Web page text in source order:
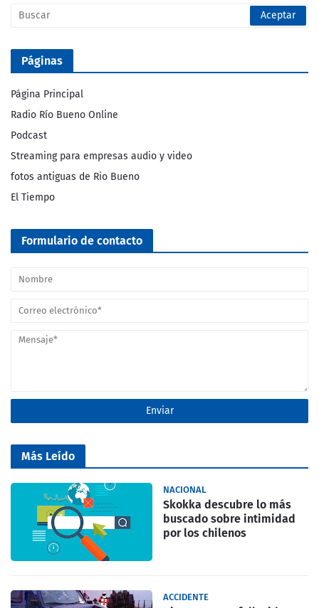
Páginas
Página Principal
Radio Río Bueno Online
Podcast
Streaming para empresas audio y video
fotos antiguas de Rio Bueno
El Tiempo
Formulario de contacto
Más Leído
NACIONAL
Skokka descubre lo más
buscado sobre intimidad
por los chilenos
ACCIDENTE